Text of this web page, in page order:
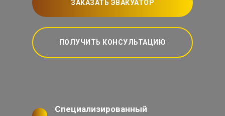
ЗАКАЗАТЬ ЭВАКУАТОР
ПОЛУЧИТЬ КОНСУЛЬТАЦИЮ
Специализированный